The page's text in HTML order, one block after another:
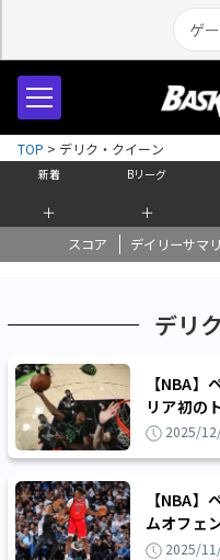
新着
＋
Bリーグ
＋
スコア デイリーサマ
TOP > デリク・クイーン
デリ
【NBA
リア初の
悪くても
2025/
【NBA
ムオフェ
のニコラ
2025/